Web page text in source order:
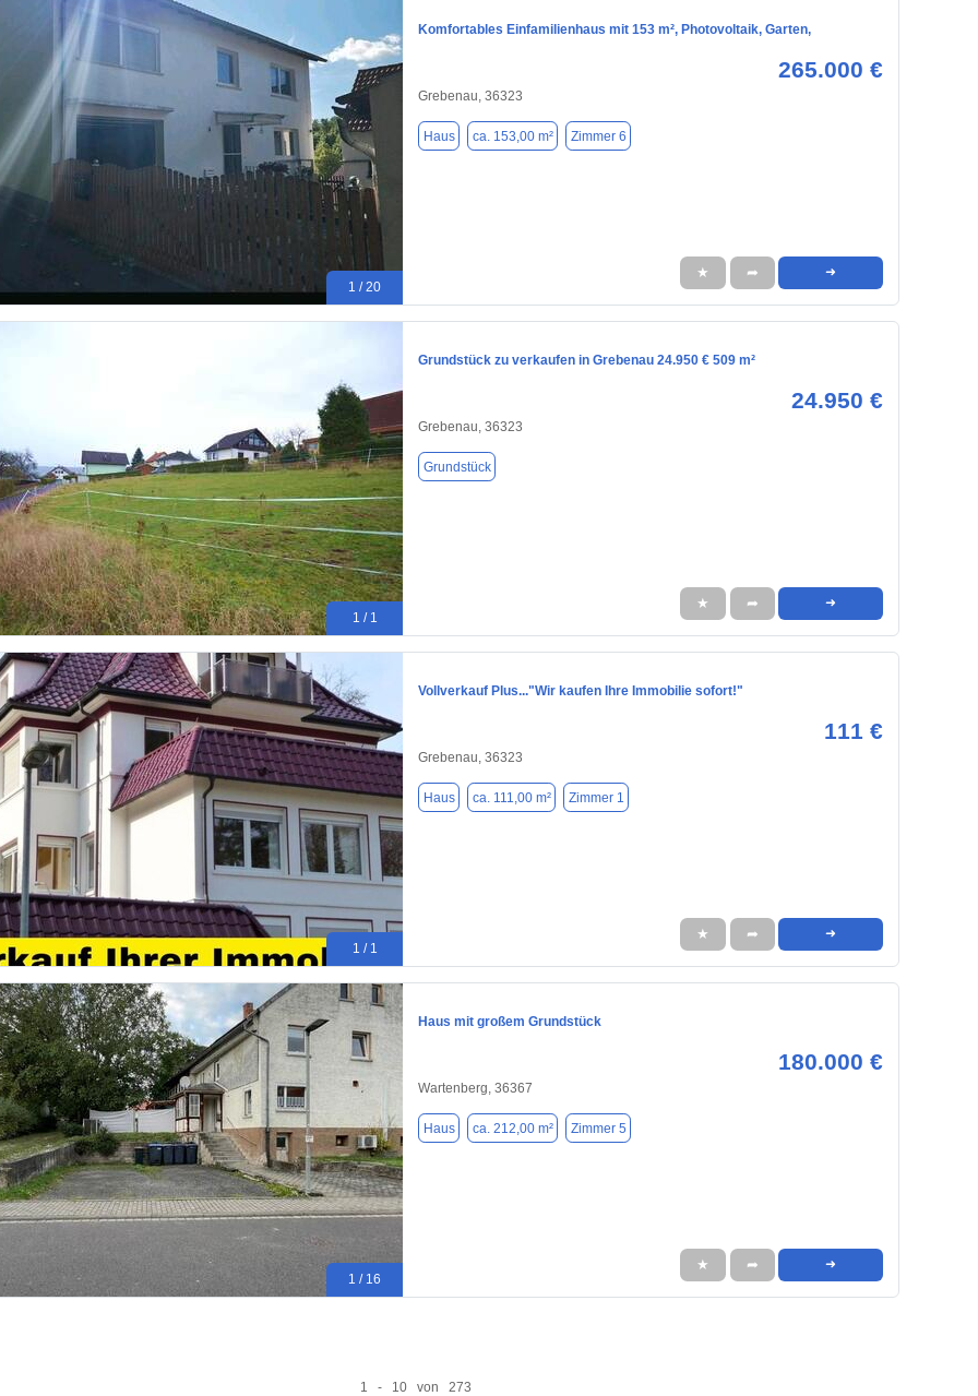
1 / 20
Komfortables Einfamilienhaus mit 153 m², Photovoltaik, Garten,
265.000 €
Grebenau, 36323
Haus ca. 153,00 m² Zimmer 6
★ ➦ ➜
1 / 1
Grundstück zu verkaufen in Grebenau 24.950 € 509 m²
24.950 €
Grebenau, 36323
Grundstück
★ ➦ ➜
1 / 1
Vollverkauf Plus..."Wir kaufen Ihre Immobilie sofort!"
111 €
Grebenau, 36323
Haus ca. 111,00 m² Zimmer 1
★ ➦ ➜
1 / 16
Haus mit großem Grundstück
180.000 €
Wartenberg, 36367
Haus ca. 212,00 m² Zimmer 5
★ ➦ ➜
1 - 10 von 273